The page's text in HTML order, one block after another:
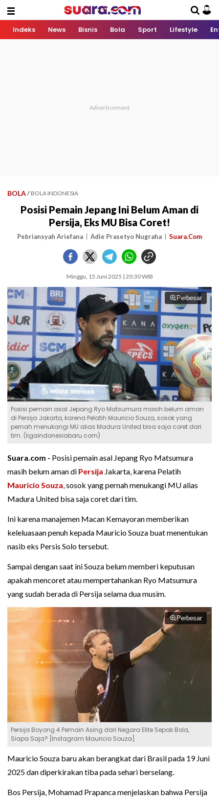
Indeks News Bisnis Bola Sport Lifestyle
BOLA / BOLA INDONESIA
Posisi Pemain Jepang Ini Belum Aman di
Persija, Eks MU Bisa Coret!
Pebriansyah Ariefana Adie Prasetyo Nugraha Suara.Com
Minggu, 15 Juni 2025 | 20:30 WIB
Perbesar
Posisi pemain asal Jepang Ryo Matsumura masih belum aman
di Persija Jakarta, karena Pelatih Mauricio Souza, sosok yang
pernah menukangi MU alias Madura United bisa saja coret dari
tim. (ligaindonesiabaru.com)
Suara.com - Posisi pemain asal Jepang Ryo Matsumura
masih belum aman di Persija Jakarta, karena Pelatih
Mauricio Souza, sosok yang pernah menukangi MU alias
Madura United bisa saja coret dari tim.
Ini karena manajemen Macan Kemayoran memberikan
keleluasaan penuh kepada Mauricio Souza buat menentukan
nasib eks Persis Solo tersebut.
Sampai dengan saat ini Souza belum memberi keputusan
apakah mencoret atau mempertahankan Ryo Matsumura
yang sudah berada di Persija selama dua musim.
Perbesar
Persija Boyong 4 Pemain Asing dari Negara Elite Sepak Bola,
Siapa Saja? [Instagram Mauricio Souza]
Mauricio Souza baru akan berangkat dari Brasil pada 19 Juni
2025 dan diperkirakan tiba pada sehari berselang.
Bos Persija, Mohamad Prapanca menjelaskan bahwa Persija